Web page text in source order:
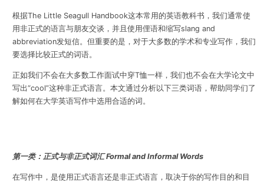
根据The Little Seagull Handbook这本常用的英语教科书，我们通常使
用非正式的语言与朋友交谈，并且使用俚语和缩写slang and
abbreviation发短信。但重要的是，对于大多数的学术和专业写作，我们
要选择比较正式的词语。
正如我们不会在大多数工作面试中穿T恤一样，我们也不会在大学论文中
写出“cool”这种非正式语言。本文通过分析以下三类词语，帮助同学们了
解如何在大学英语写作中选用合适的词。
第一类：正式与非正式词汇 Formal and Informal Words
在写作中，是使用正式语言还是非正式语言，取决于你的写作目的和目